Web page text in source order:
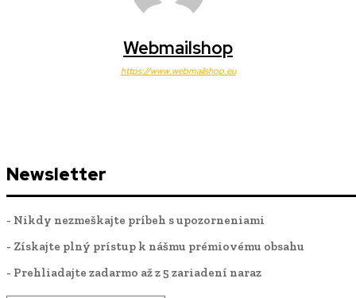
Webmailshop
https://www.webmailshop.eu
Newsletter
- Nikdy nezmeškajte príbeh s upozorneniami
- Získajte plný prístup k nášmu prémiovému obsahu
- Prehliadajte zadarmo až z 5 zariadení naraz